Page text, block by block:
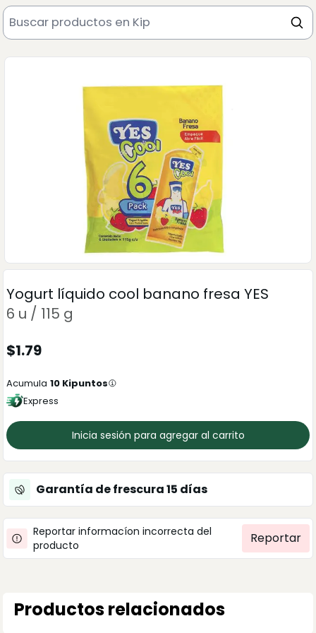
Yogurt líquido cool banano fresa YES
6 u / 115 g
$1.79
Acumula 10 Kipuntos
Express
Inicia sesión para agregar al carrito
Garantía de frescura15 días
Reportar informacíon incorrecta del
producto
Reportar
Productos relacionados